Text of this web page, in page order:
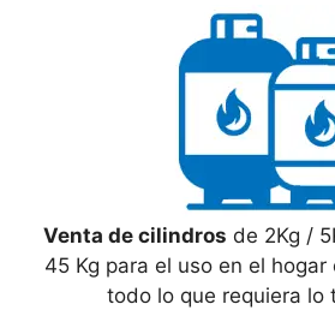
Venta de cilindros de 2Kg /
45 Kg para el uso en el hogar
todo lo que requiera lo